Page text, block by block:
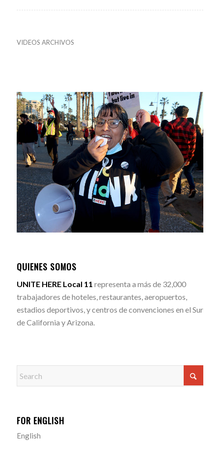
VIDEOS ARCHIVOS
QUIENES SOMOS
UNITE HERE Local 11 representa a más de 32,000
trabajadores de hoteles, restaurantes, aeropuertos,
estadios deportivos, y centros de convenciones en el Sur
de California y Arizona.
FOR ENGLISH
English